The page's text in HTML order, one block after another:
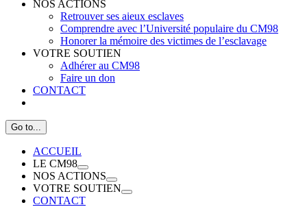
NOS ACTIONS
Retrouver ses aieux esclaves
Comprendre avec l’Université populaire du CM98
Honorer la mémoire des victimes de l’esclavage
VOTRE SOUTIEN
Adhérer au CM98
Faire un don
CONTACT
Go to...
ACCUEIL
LE CM98
NOS ACTIONS
VOTRE SOUTIEN
CONTACT